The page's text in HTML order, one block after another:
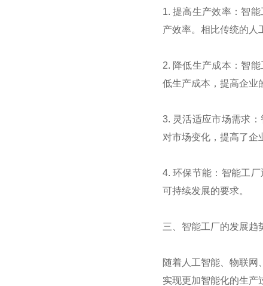
1.提高生产效率：智
产效率。相比传统的人
2. 降低生产成本：智
低生产成本，提高企业
3. 灵活适应市场需求
对市场变化，提高了企
4.环保节能：智能工
可持续发展的要求。
三、智能工厂的发展趋
随着人工智能、物联网
实现更加智能化的生产